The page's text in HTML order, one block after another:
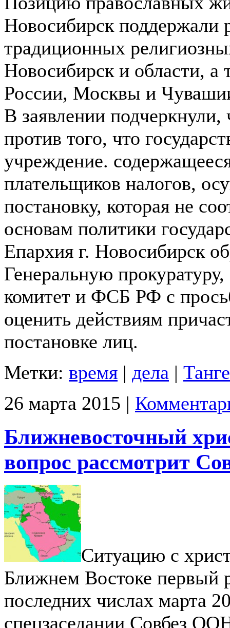
Новосибирск поддержали
традиционных
Новосибирск и области, а
России, Москвы и
В заявлении
против того, что
учреждение.
плательщиков налогов,
постановку, которая не
основам политики
Епархия г. Новосибирск
Генеральную
комитет и ФСБ РФ с
оценить действиям
постановке лиц.
Метки: время | дела |
26 марта 2015 |
Ближневосточный
вопрос рассмотрит
Ситуацию с
Ближнем Востоке первый
последних числах марта
спецзаседании Совбез